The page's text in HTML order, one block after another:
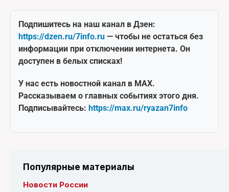
Подпишитесь на наш канал в Дзен:
https://dzen.ru/7info.ru — чтобы не остаться без
информации при отключении интернета. Он
доступен в белых списках!
У нас есть новостной канал в MAX.
Рассказываем о главных событиях этого дня.
Подписывайтесь: https://max.ru/ryazan7info
Популярные материалы
Новости России